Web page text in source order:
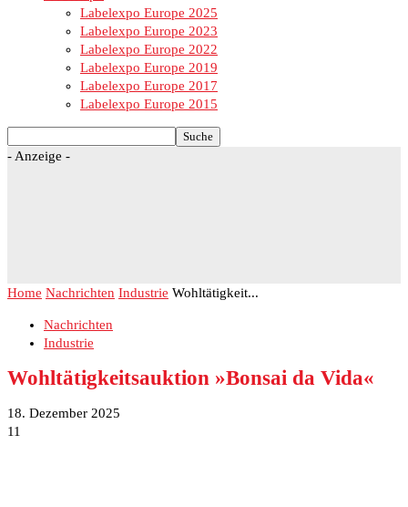
Labelexpo Europe 2025
Labelexpo Europe 2023
Labelexpo Europe 2022
Labelexpo Europe 2019
Labelexpo Europe 2017
Labelexpo Europe 2015
- Anzeige -
Home Nachrichten Industrie Wohltätigkeit...
Nachrichten
Industrie
Wohltätigkeitsauktion »Bonsai da Vida«
18. Dezember 2025
11